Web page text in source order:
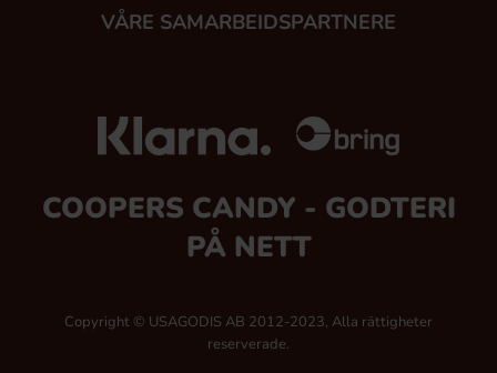
VÅRE SAMARBEIDSPARTNERE
COOPERS CANDY - GODTERI
PÅ NETT
Copyright © USAGODIS AB 2012-2023, Alla rättigheter
reserverade.